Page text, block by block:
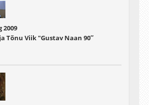
Tõnu Viik "Gustav Naan 90″